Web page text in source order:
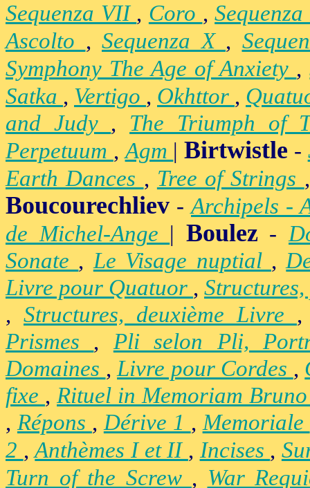
Sequenza VII , Coro ,
Ascolto , Sequenza X ,
Symphony The Age of Anxiety ,
Satka , Vertigo , Okhttor ,
and Judy , The Triumph of
Perpetuum ,Agm |Birtwistle -
Earth Dances , Tree of Strings
Boucourechliev -Archipels -
de Michel-Ange | Boulez-
Sonate ,Le Visage nuptial ,
Livre pour Quatuor ,
, Structures, deuxième Livre
Prismes , Pli selon Pli,
Domaines ,Livre pour Cordes ,
fixe , Rituel in Memoriam
, Répons ,Dérive 1 ,Memoriale
2 ,Anthèmes I et II , Incises ,
Turn of the Screw , War